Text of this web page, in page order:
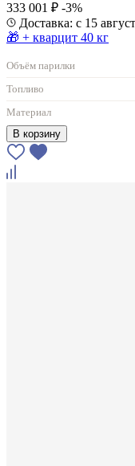
333 001 ₽ -3%
Доставка: с 15
🎁 + кварцит 40 кг
Объём парилки
Топливо
Материал
В корзину